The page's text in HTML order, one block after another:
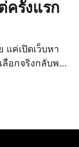
ครั้งแรก
แค่เปิดเว็บหา
อกจริงกลับพบ
าพจริงของ